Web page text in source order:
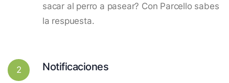
sacar al perro a pasear? Con Parcello sabes
la respuesta.
2 Notificaciones